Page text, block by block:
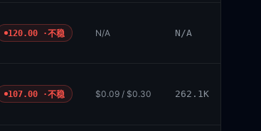
120.00 ·不稳 N/A N/A
107.00 ·不稳 $0.09 / $0.30 262.1K